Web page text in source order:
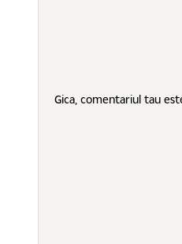
Gica, comentariul tau